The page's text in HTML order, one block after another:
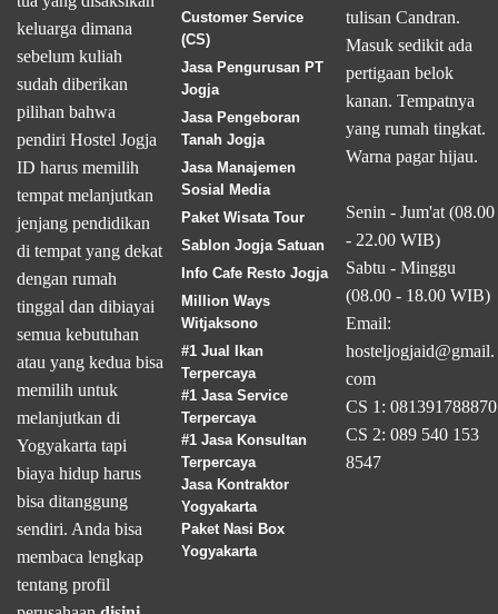
keluarga dimana
sebelum kuliah
sudah diberikan
pilihan bahwa
pendiri Hostel Jogja
ID harus memilih
tempat melanjutkan
jenjang pendidikan
di tempat yang dekat
dengan rumah
tinggal dan dibiayai
semua kebutuhan
atau yang kedua bisa
memilih untuk
melanjutkan di
Yogyakarta tapi
biaya hidup harus
bisa ditanggung
sendiri. Anda bisa
membaca lengkap
tentang profil
Customer Service
(CS)
Jasa Pengurusan PT
Jogja
Jasa Pengeboran
Tanah Jogja
Jasa Manajemen
Sosial Media
Paket Wisata Tour
Sablon Jogja Satuan
Info Cafe Resto Jogja
Million Ways
Witjaksono
#1 Jual Ikan
Terpercaya
#1 Jasa Service
Terpercaya
#1 Jasa Konsultan
Terpercaya
Jasa Kontraktor
Yogyakarta
Paket Nasi Box
Yogyakarta
tulisan Candran.
Masuk sedikit ada
pertigaan belok
kanan. Tempatnya
yang rumah tingkat.
Warna pagar hijau.
Senin - Jum'at (08.00
- 22.00 WIB)
Sabtu - Minggu
(08.00 - 18.00 WIB)
Email:
hosteljogjaid@gmail.
com
CS 1: 081391788870
CS 2: 089 540 153
8547